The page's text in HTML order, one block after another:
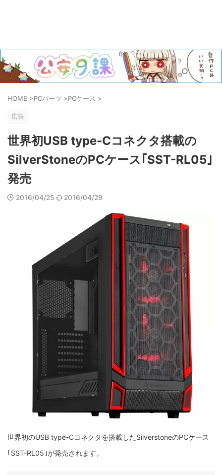
HOME >PCパーツ >PCケース >
広告
世界初USB type-Cコネクタ搭載の
SilverStoneのPCケース｢SST-RL05｣
発売
2016/04/25 2016/04/29
世界初のUSB type-Cコネクタを搭載したSilverstoneのPCケース
｢SST-RL05｣が発売されます。